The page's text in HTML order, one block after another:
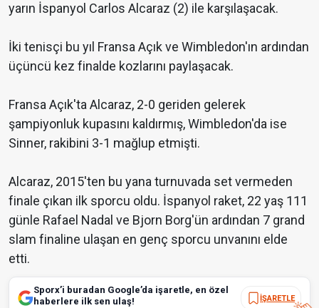
yarın İspanyol Carlos Alcaraz (2) ile karşılaşacak.
İki tenisçi bu yıl Fransa Açık ve Wimbledon'ın ardından
üçüncü kez finalde kozlarını paylaşacak.
Fransa Açık'ta Alcaraz, 2-0 geriden gelerek
şampiyonluk kupasını kaldırmış, Wimbledon'da ise
Sinner, rakibini 3-1 mağlup etmişti.
Alcaraz, 2015'ten bu yana turnuvada set vermeden
finale çıkan ilk sporcu oldu. İspanyol raket, 22 yaş 111
günle Rafael Nadal ve Bjorn Borg'ün ardından 7 grand
slam finaline ulaşan en genç sporcu unvanını elde
etti.
Sporx’i buradan Google’da işaretle, en özel
haberlere ilk sen ulaş!
İŞARETLE